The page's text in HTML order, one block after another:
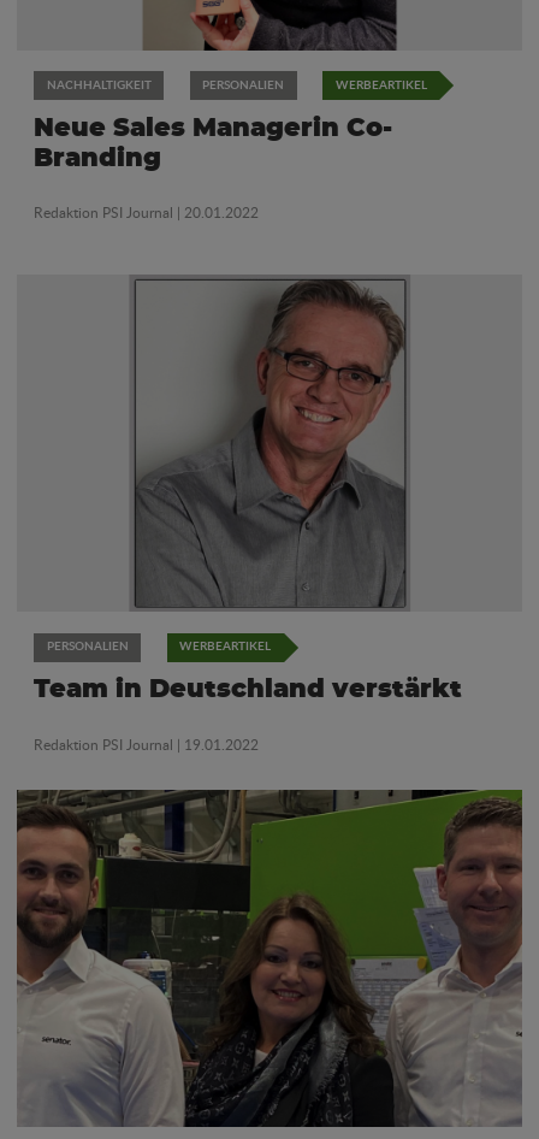
NACHHALTIGKEIT PERSONALIEN WERBEARTIKEL
Neue Sales Managerin Co-
Branding
Redaktion PSI Journal | 20.01.2022
PERSONALIEN WERBEARTIKEL
Team in Deutschland verstärkt
Redaktion PSI Journal | 19.01.2022